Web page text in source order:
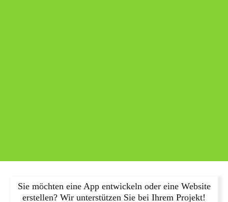
Sie möchten eine App entwickeln oder eine Website
erstellen? Wir unterstützen Sie bei Ihrem Projekt!